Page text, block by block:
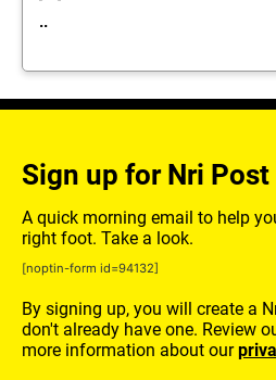
..
Sign up for Nri Post
A quick morning email to help
right foot. Take a look.
[noptin-form id=94132]
By signing up, you will create a
don't already have one. Review
more information about our